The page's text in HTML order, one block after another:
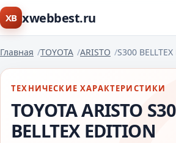
XB xwebbest.ru
Главная TOYOTA ARISTO S300
ТЕХНИЧЕСКИЕ ХАРАКТЕРИСТИКИ
TOYOTA ARISTO
BELLTEX EDITION